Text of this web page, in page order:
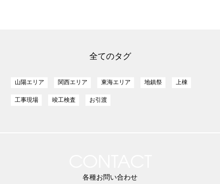
全てのタグ
山陽エリア 関西エリア 東海エリア 地鎮祭 上棟
工事現場 竣工検査 お引渡
各種お問い合わせ